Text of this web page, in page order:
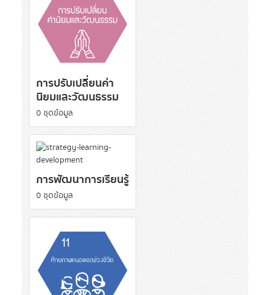
การปรับเปลี่ยนค่า
นิยมและวัฒนธรรม
0 ชุดข้อมูล
การพัฒนาการเรียนรู้
0 ชุดข้อมูล